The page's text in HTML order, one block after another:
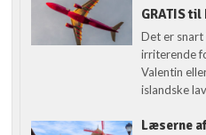
GRATIS til
Det er
irriterende
Valentin
islandske
Læserne